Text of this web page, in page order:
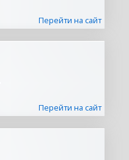
Перейти на сайт
Перейти на сайт